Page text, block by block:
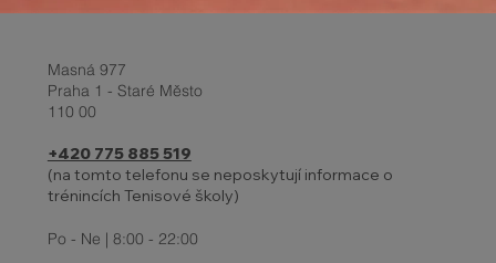
Masná 977
Praha 1 - Staré Město
110 00
+420 775 885 519
(na tomto telefonu se neposkytují informace o
trénincích Tenisové školy)
Po - Ne | 8:00 - 22:00